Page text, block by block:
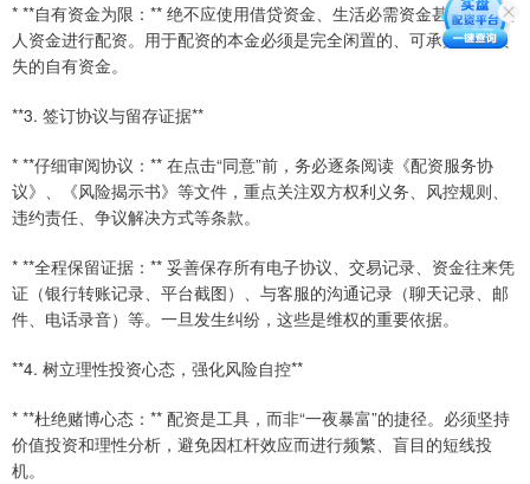
* **自有资金为限：** 绝不应使用借贷资金、生活必需资金甚至挪用他
人资金进行配资。用于配资的本金必须是完全闲置的、可承受全部损
失的自有资金。
**3. 签订协议与留存证据**
* **仔细审阅协议：** 在点击“同意”前，务必逐条阅读《配资服务协
议》、《风险揭示书》等文件，重点关注双方权利义务、风控规则、
违约责任、争议解决方式等条款。
* **全程保留证据：** 妥善保存所有电子协议、交易记录、资金往来凭
证（银行转账记录、平台截图）、与客服的沟通记录（聊天记录、邮
件、电话录音）等。一旦发生纠纷，这些是维权的重要依据。
**4. 树立理性投资心态，强化风险自控**
* **杜绝赌博心态：** 配资是工具，而非“一夜暴富”的捷径。必须坚持
价值投资和理性分析，避免因杠杆效应而进行频繁、盲目的短线投
机。